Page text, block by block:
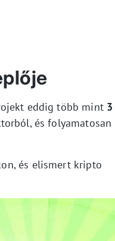
eddig több mint 3
és folyamatosan
és elismert kripto